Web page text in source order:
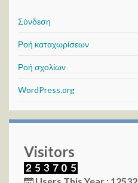
Σύνδεση
Ροή καταχωρίσεων
Ροή σχολίων
WordPress.org
Visitors